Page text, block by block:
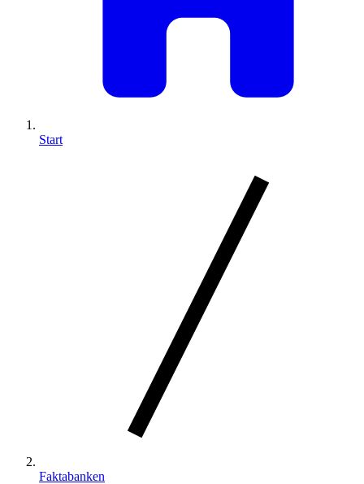
Start
Faktabanken